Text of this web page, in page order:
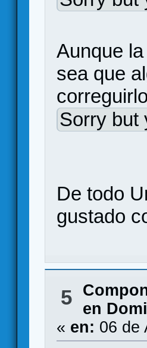
Aunque
sea que
Sorry but
De todo
gustado
5
en
« en: 06 de